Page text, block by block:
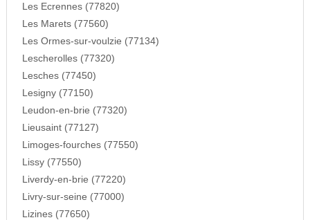
Les Ecrennes (77820)
Les Marets (77560)
Les Ormes-sur-voulzie (77134)
Lescherolles (77320)
Lesches (77450)
Lesigny (77150)
Leudon-en-brie (77320)
Lieusaint (77127)
Limoges-fourches (77550)
Lissy (77550)
Liverdy-en-brie (77220)
Livry-sur-seine (77000)
Lizines (77650)